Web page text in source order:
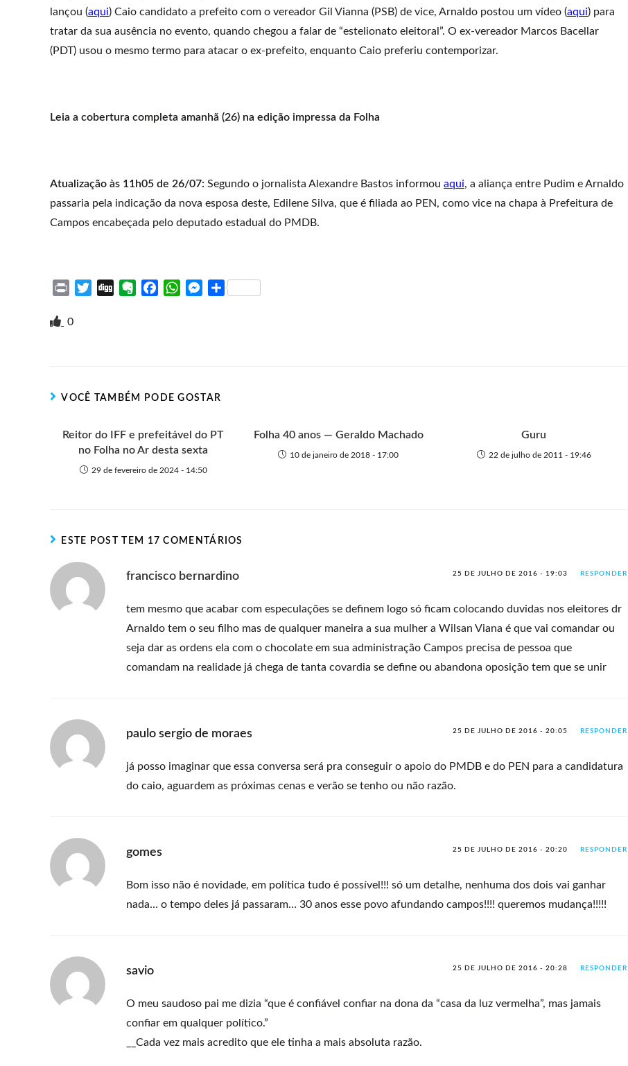
lançou (aqui) Caio candidato a prefeito com o vereador Gil Vianna (PSB) de vice, Arnaldo postou um vídeo (aqui) para
tratar da sua ausência no evento, quando chegou a falar de “estelionato eleitoral”. O ex-vereador Marcos Bacellar
(PDT) usou o mesmo termo para atacar o ex-prefeito, enquanto Caio preferiu contemporizar.
Leia a cobertura completa amanhã (26) na edição impressa da Folha
Atualização às 11h05 de 26/07: Segundo o jornalista Alexandre Bastos informou aqui, a aliança entre Pudim e Arnaldo
passaria pela indicação da nova esposa deste, Edilene Silva, que é filiada ao PEN, como vice na chapa à Prefeitura de
Campos encabeçada pelo deputado estadual do PMDB.
i
e
k
W
p
M
e
S
0
VOCÊ TAMBÉM PODE GOSTAR
Reitor do IFF e prefeitável do PT
no Folha no Ar desta sexta
29 de fevereiro de 2024 - 14:50
Folha 40 anos — Geraldo Machado
10 de janeiro de 2018 - 17:00
Guru
22 de julho de 2011 - 19:46
ESTE POST TEM 17 COMENTÁRIOS
francisco bernardino 25 DE JULHO DE 2016 - 19:03 RESPONDER
tem mesmo que acabar com especulações se definem logo só ficam colocando duvidas nos eleitores dr
Arnaldo tem o seu filho mas de qualquer maneira a sua mulher a Wilsan Viana é que vai comandar ou
seja dar as ordens ela com o chocolate em sua administração Campos precisa de pessoa que
comandam na realidade já chega de tanta covardia se define ou abandona oposição tem que se unir
paulo sergio de moraes 25 DE JULHO DE 2016 - 20:05 RESPONDER
já posso imaginar que essa conversa será pra conseguir o apoio do PMDB e do PEN para a candidatura
do caio, aguardem as próximas cenas e verão se tenho ou não razão.
gomes 25 DE JULHO DE 2016 - 20:20 RESPONDER
Bom isso não é novidade, em política tudo é possível!!! só um detalhe, nenhuma dos dois vai ganhar
nada… o tempo deles já passaram… 30 anos esse povo afundando campos!!!! queremos mudança!!!!!
savio 25 DE JULHO DE 2016 - 20:28 RESPONDER
O meu saudoso pai me dizia “que é confiável confiar na dona da “casa da luz vermelha”, mas jamais
confiar em qualquer político.”
__Cada vez mais acredito que ele tinha a mais absoluta razão.